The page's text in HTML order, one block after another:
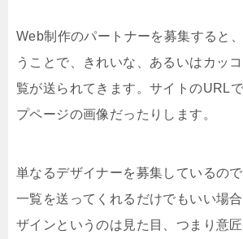
Web制作のパートナーを募集すると
うことで、きれいな、あるいはカッ
覧が送られてきます。サイトのURL
プページの画像だったりします。
単なるデザイナーを募集しているの
一覧を送ってくれるだけでもいい場
ザインというのは見た目、つまり意